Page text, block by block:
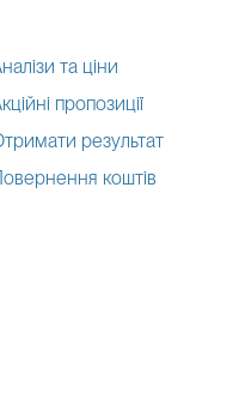
та ціни
пропозиції
результат
коштів